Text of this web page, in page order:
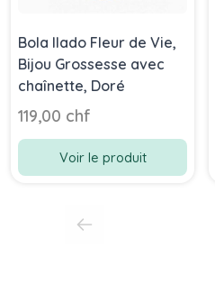
Bola Ilado Fleur de Vie,
Bijou Grossesse avec
chaînette, Doré
119,00 chf
Voir le produit